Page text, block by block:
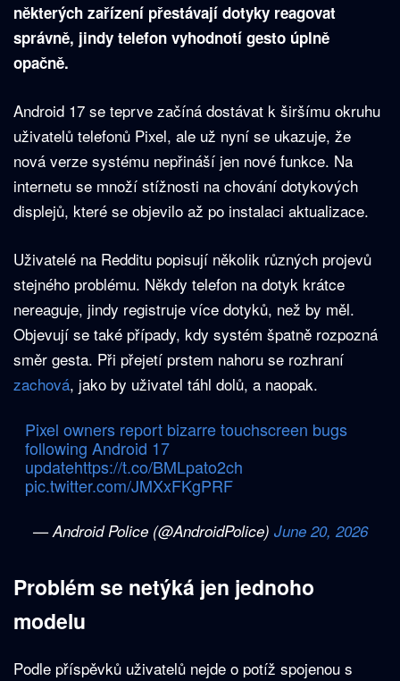
některých zařízení přestávají dotyky reagovat
správně, jindy telefon vyhodnotí gesto úplně
opačně.
Android 17 se teprve začíná dostávat k širšímu okruhu
uživatelů telefonů Pixel, ale už nyní se ukazuje, že
nová verze systému nepřináší jen nové funkce. Na
internetu se množí stížnosti na chování dotykových
displejů, které se objevilo až po instalaci aktualizace.
Uživatelé na Redditu popisují několik různých projevů
stejného problému. Někdy telefon na dotyk krátce
nereaguje, jindy registruje více dotyků, než by měl.
Objevují se také případy, kdy systém špatně rozpozná
směr gesta. Při přejetí prstem nahoru se rozhraní
zachová, jako by uživatel táhl dolů, a naopak.
Pixel owners report bizarre touchscreen bugs
following Android 17
updatehttps://t.co/BMLpato2ch
pic.twitter.com/JMXxFKgPRF
— Android Police (@AndroidPolice) June 20, 2026
Problém se netýká jen jednoho
modelu
Podle příspěvků uživatelů nejde o potíž spojenou s